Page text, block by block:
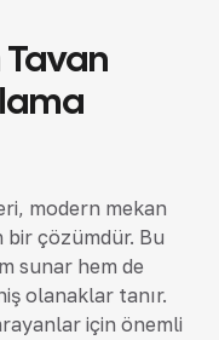
Tavan
modern mekan
bir çözümdür. Bu
sunar hem de
olanaklar tanır.
için önemli